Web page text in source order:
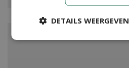
DETAILS WEERGEVEN